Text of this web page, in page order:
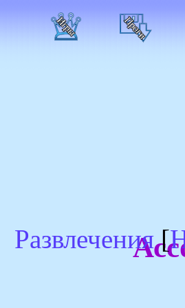
Развлечения[